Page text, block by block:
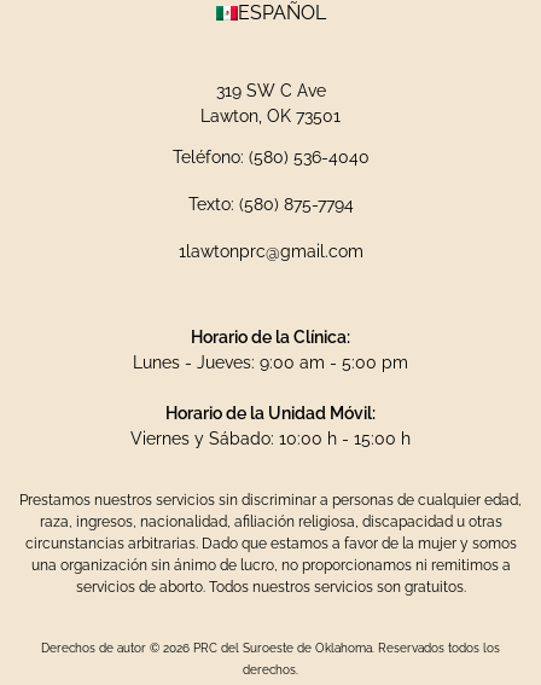
ESPAÑOL
319 SW C Ave
Lawton, OK 73501
Teléfono: (580) 536-4040
Texto: (580) 875-7794
1lawtonprc@gmail.com
Horario de la Clínica:
Lunes - Jueves: 9:00 am - 5:00 pm
Horario de la Unidad Móvil:
Viernes y Sábado: 10:00 h - 15:00 h
Prestamos nuestros servicios sin discriminar a personas de cualquier edad,
raza, ingresos, nacionalidad, afiliación religiosa, discapacidad u otras
circunstancias arbitrarias. Dado que estamos a favor de la mujer y somos
una organización sin ánimo de lucro, no proporcionamos ni remitimos a
servicios de aborto. Todos nuestros servicios son gratuitos.
Derechos de autor © 2026 PRC del Suroeste de Oklahoma. Reservados todos los
derechos.